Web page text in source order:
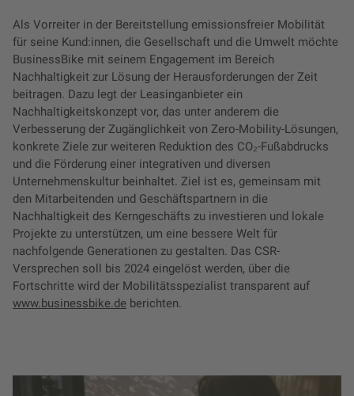
Als Vorreiter in der Bereitstellung emissionsfreier Mobilität
für seine Kund:innen, die Gesellschaft und die Umwelt möchte
BusinessBike mit seinem Engagement im Bereich
Nachhaltigkeit zur Lösung der Herausforderungen der Zeit
beitragen. Dazu legt der Leasinganbieter ein
Nachhaltigkeitskonzept vor, das unter anderem die
Verbesserung der Zugänglichkeit von Zero-Mobility-Lösungen,
konkrete Ziele zur weiteren Reduktion des CO₂-Fußabdrucks
und die Förderung einer integrativen und diversen
Unternehmenskultur beinhaltet. Ziel ist es, gemeinsam mit
den Mitarbeitenden und Geschäftspartnern in die
Nachhaltigkeit des Kerngeschäfts zu investieren und lokale
Projekte zu unterstützen, um eine bessere Welt für
nachfolgende Generationen zu gestalten. Das CSR-
Versprechen soll bis 2024 eingelöst werden, über die
Fortschritte wird der Mobilitätsspezialist transparent auf
www.businessbike.de berichten.